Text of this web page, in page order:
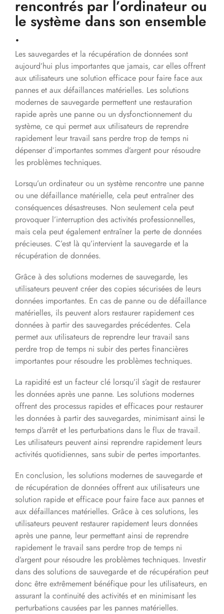
rencontrés par l’ordinateur ou
le système dans son ensemble
.
Les sauvegardes et la récupération de données sont
aujourd’hui plus importantes que jamais, car elles offrent
aux utilisateurs une solution efficace pour faire face aux
pannes et aux défaillances matérielles. Les solutions
modernes de sauvegarde permettent une restauration
rapide après une panne ou un dysfonctionnement du
système, ce qui permet aux utilisateurs de reprendre
rapidement leur travail sans perdre trop de temps ni
dépenser d’importantes sommes d’argent pour résoudre
les problèmes techniques.
Lorsqu’un ordinateur ou un système rencontre une panne
ou une défaillance matérielle, cela peut entraîner des
conséquences désastreuses. Non seulement cela peut
provoquer l’interruption des activités professionnelles,
mais cela peut également entraîner la perte de données
précieuses. C’est là qu’intervient la sauvegarde et la
récupération de données.
Grâce à des solutions modernes de sauvegarde, les
utilisateurs peuvent créer des copies sécurisées de leurs
données importantes. En cas de panne ou de défaillance
matérielles, ils peuvent alors restaurer rapidement ces
données à partir des sauvegardes précédentes. Cela
permet aux utilisateurs de reprendre leur travail sans
perdre trop de temps ni subir des pertes financières
importantes pour résoudre les problèmes techniques.
La rapidité est un facteur clé lorsqu’il s’agit de restaurer
les données après une panne. Les solutions modernes
offrent des processus rapides et efficaces pour restaurer
les données à partir des sauvegardes, minimisant ainsi le
temps d’arrêt et les perturbations dans le flux de travail.
Les utilisateurs peuvent ainsi reprendre rapidement leurs
activités quotidiennes, sans subir de pertes importantes.
En conclusion, les solutions modernes de sauvegarde et
de récupération de données offrent aux utilisateurs une
solution rapide et efficace pour faire face aux pannes et
aux défaillances matérielles. Grâce à ces solutions, les
utilisateurs peuvent restaurer rapidement leurs données
après une panne, leur permettant ainsi de reprendre
rapidement le travail sans perdre trop de temps ni
d’argent pour résoudre les problèmes techniques. Investir
dans des solutions de sauvegarde et de récupération peut
donc être extrêmement bénéfique pour les utilisateurs, en
assurant la continuité des activités et en minimisant les
perturbations causées par les pannes matérielles.